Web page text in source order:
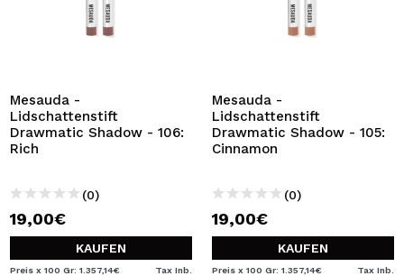
Mesauda -
Lidschattenstift
Drawmatic Shadow - 106:
Rich
(0)
19,00€
KAUFEN
Preis x 100 Gr: 1.357,14€ Tax Inb.
Mesauda -
Lidschattenstift
Drawmatic Shadow - 105:
Cinnamon
(0)
19,00€
KAUFEN
Preis x 100 Gr: 1.357,14€ Tax Inb.